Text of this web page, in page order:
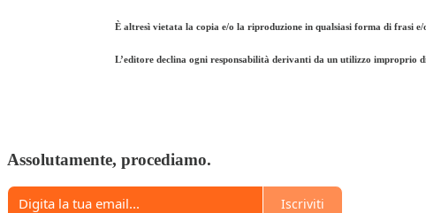
È altresì vietata la copia e/o la riproduzione in qualsiasi forma di frasi e/
L’editore declina ogni responsabilità derivanti da un utilizzo improprio
Assolutamente, procediamo.
Iscriviti